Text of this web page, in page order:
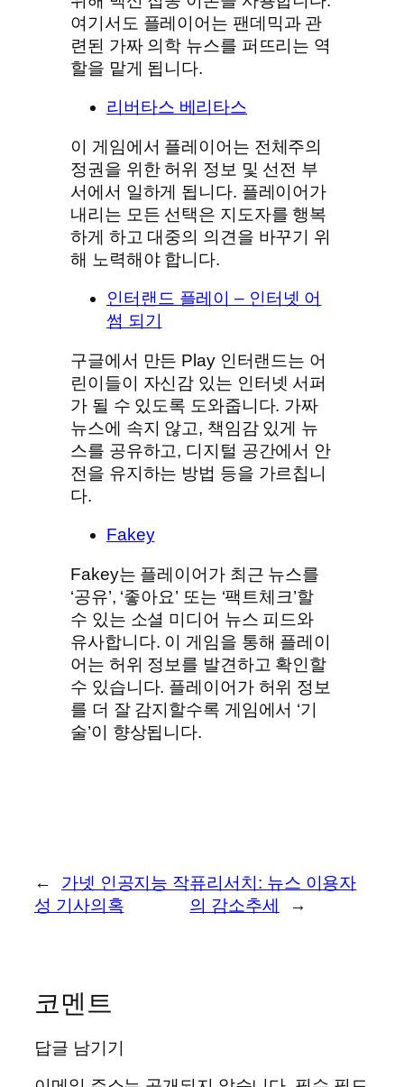
여기서도 플레이어는 팬데믹과 관
련된 가짜 의학 뉴스를 퍼뜨리는 역
할을 맡게 됩니다.
리버타스 베리타스
이 게임에서 플레이어는 전체주의
정권을 위한 허위 정보 및 선전 부
서에서 일하게 됩니다. 플레이어가
내리는 모든 선택은 지도자를 행복
하게 하고 대중의 의견을 바꾸기 위
해 노력해야 합니다.
인터랜드 플레이 – 인터넷 어
썸 되기
구글에서 만든 Play 인터랜드는 어
린이들이 자신감 있는 인터넷 서퍼
가 될 수 있도록 도와줍니다. 가짜
뉴스에 속지 않고, 책임감 있게 뉴
스를 공유하고, 디지털 공간에서 안
전을 유지하는 방법 등을 가르칩니
다.
Fakey
Fakey는 플레이어가 최근 뉴스를
‘공유’, ‘좋아요’ 또는 ‘팩트체크’할
수 있는 소셜 미디어 뉴스 피드와
유사합니다. 이 게임을 통해 플레이
어는 허위 정보를 발견하고 확인할
수 있습니다. 플레이어가 허위 정보
를 더 잘 감지할수록 게임에서 ‘기
술’이 향상됩니다.
←
가넷 인공지능 작
성 기사의혹
퓨리서치: 뉴스 이용자
의 감소추세
→
코멘트
답글 남기기